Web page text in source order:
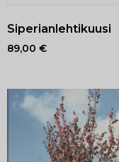
Siperianlehtikuusi
89,00 €